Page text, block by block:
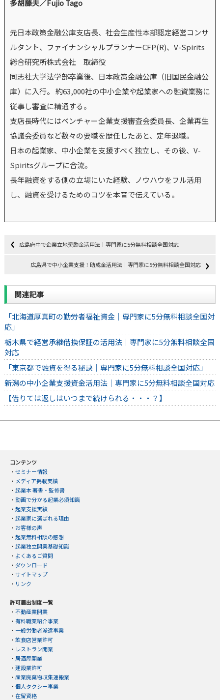
多胡藤夫／Fujio Tago
元日本政策金融公庫支店長、社会生産性本部認定経営コンサ
ルタント、ファイナンシャルプランナーCFP(R)、V-Spirits
総合研究所株式会社 取締役
同志社大学法学部卒業後、日本政策金融公庫（旧国民金融公
庫）に入行。 約63,000社の中小企業や起業家への融資業務に
従事し審査に精通する。
支店長時代にはベンチャー企業支援審査会委員長、企業再生
協議会委員など数々の要職を歴任したあと、定年退職。
日本の起業家、中小企業を支援すべく独立し、その後、V-
Spiritsグループに合流。
長年融資をする側の立場にいた経験、ノウハウをフル活用
し、融資を受けるためのコツを本音で伝えている。
広島府中で企業立地奨励金活用法｜専門家に5分無料相談全国対応
広島県で中小企業支援！助成金活用法｜専門家に5分無料相談全国対応
関連記事
「北海道厚真町の勤労者福祉資金｜専門家に5分無料相談全国対
応」
栃木県で経営承継借換保証の活用法｜専門家に5分無料相談全国
対応
「東京都で融資を得る秘訣｜専門家に5分無料相談全国対応」
新潟の中小企業支援資金活用法｜専門家に5分無料相談全国対応
【借りては返しはいつまで続けられる・・・？】
コンテンツ
・ セミナー情報
・ メディア掲載実績
・ 起業本 著書・監修書
・ 動画で分かる起業必須知識
・ 起業支援実績
・ 起業家に選ばれる理由
・ お客様の声
・ 起業無料相談の感想
・ 起業独立開業基礎知識
・ よくあるご質問
・ ダウンロード
・ サイトマップ
・ リンク
許可届出制度一覧
・ 不動産業開業
・ 有料職業紹介事業
・ 一般労働者派遣事業
・ 飲食店営業許可
・ レストラン開業
・ 居酒屋開業
・ 建設業許可
・ 産業廃棄物収集運搬業
・ 個人タクシー事業
・ 在留資格